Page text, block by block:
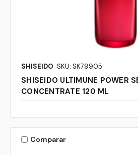
SHISEIDO SKU: SK79905
SHISEIDO ULTIMUNE POWER
CONCENTRATE 120 ML
Comparar